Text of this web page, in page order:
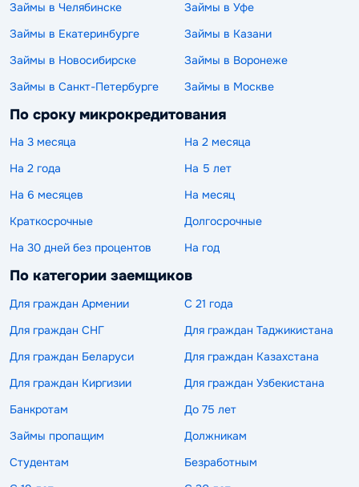
Займы в Челябинске
Займы в Уфе
Займы в Екатеринбурге
Займы в Казани
Займы в Новосибирске
Займы в Воронеже
Займы в Санкт-Петербурге
Займы в Москве
По сроку микрокредитования
На 3 месяца
На 2 месяца
На 2 года
На 5 лет
На 6 месяцев
На месяц
Краткосрочные
Долгосрочные
На 30 дней без процентов
На год
По категории заемщиков
Для граждан Армении
С 21 года
Для граждан СНГ
Для граждан Таджикистана
Для граждан Беларуси
Для граждан Казахстана
Для граждан Киргизии
Для граждан Узбекистана
Банкротам
До 75 лет
Займы пропащим
Должникам
Студентам
Безработным